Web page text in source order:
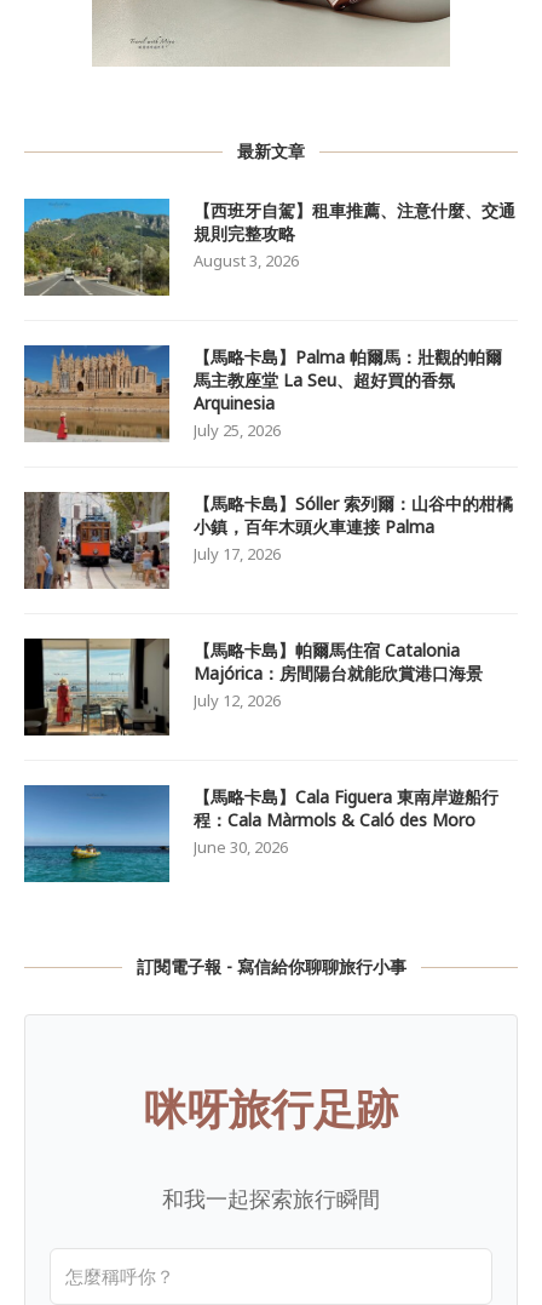
最新文章
【西班牙自駕】租車推薦、注意什麼、交通
規則完整攻略
August 3, 2026
【馬略卡島】Palma 帕爾馬：壯觀的帕爾
馬主教座堂 La Seu、超好買的香氛
Arquinesia
July 25, 2026
【馬略卡島】Sóller 索列爾：山谷中的柑橘
小鎮，百年木頭火車連接 Palma
July 17, 2026
【馬略卡島】帕爾馬住宿 Catalonia
Majórica：房間陽台就能欣賞港口海景
July 12, 2026
【馬略卡島】Cala Figuera 東南岸遊船行
程：Cala Màrmols & Caló des Moro
June 30, 2026
訂閱電子報 - 寫信給你聊聊旅行小事
咪呀旅行足跡
和我一起探索旅行瞬間